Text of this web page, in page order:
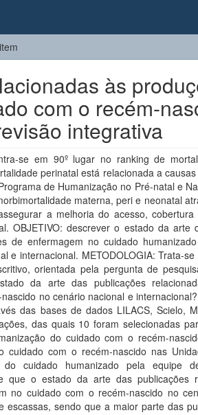
às
com o recém-
integrativa
se em 90º lugar no ranking de
perinatal está relacionada a
de Humanização no Pré-natal e
materna, peri e neonatal
a melhoria do acesso,
OBJETIVO: descrever o estado da arte
de enfermagem no cuidado
e internacional. METODOLOGIA: Trata-
orientada pela pergunta de
da arte das publicações
no cenário nacional e internacional?
das bases de dados LILACS, Scielo,
das quais 10 foram selecionadas
do cuidado com o recém-
cuidado com o recém-nascido nas
cuidado humanizado pela equipe
que o estado da arte das publicações
no cuidado com o recém-nascido no
escassas, sendo que a maior parte das